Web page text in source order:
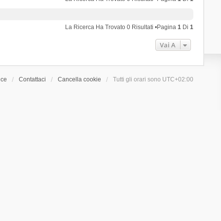
La Ricerca Ha Trovato 0 Risultati •Pagina1 Di1
Vai A
Contattaci Cancella cookie Tutti gli orari sono UTC+02:00